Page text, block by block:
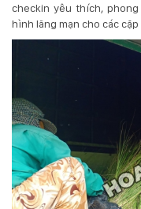
checkin yêu thích,
hình lãng mạn cho các